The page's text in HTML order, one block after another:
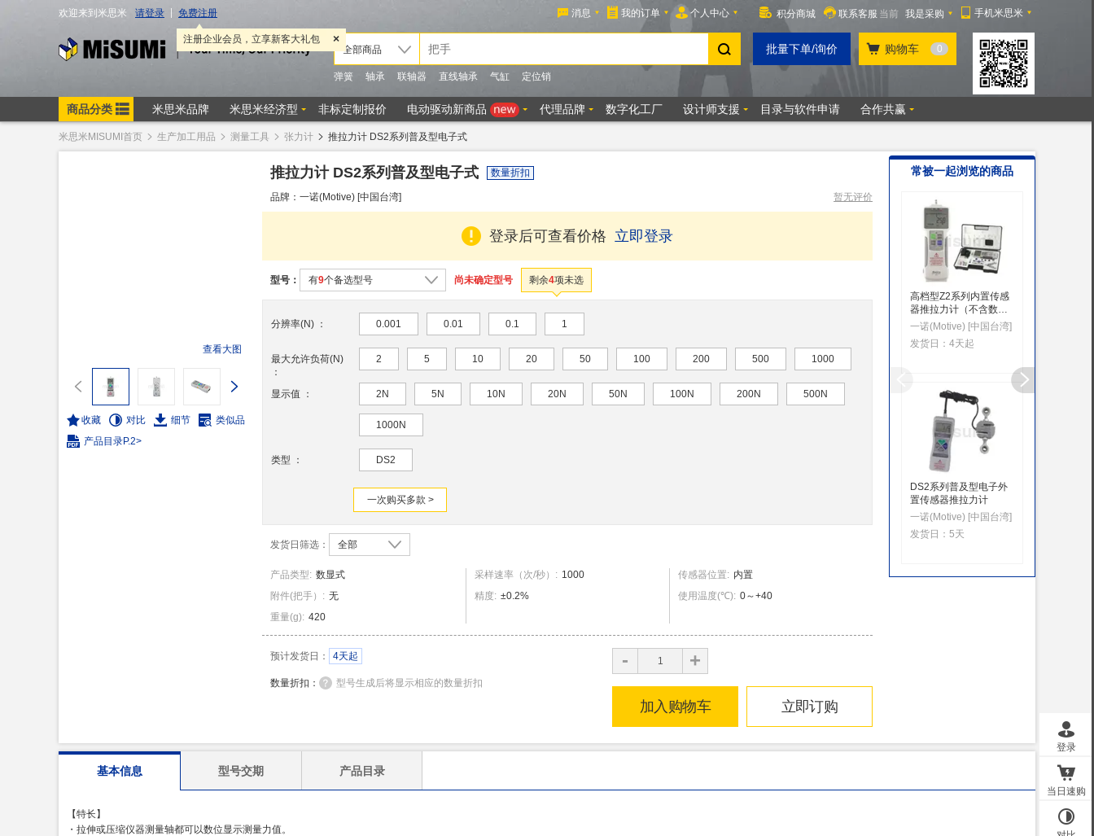
米思米MISUMI首页 生产加工用品 测量工具 张力计 推拉力计 DS2系列普及型电子式
查看大图
收藏 对比 细节
类似品
产品目录P.2>
推拉力计 DS2系列普及型电子式 数量折扣
品牌：一诺(Motive) [中国台湾] 暂无评价
登录后可查看价格 立即登录
型号： 有9个备选型号 尚未确定型号 剩余4项未选
分辨率(N) ： 0.001 0.01 0.1 1
最大允许负荷(N)
：
2 5 10 20 50 100 200 500 1000
显示值 ： 2N 5N 10N 20N 50N 100N 200N 500N
1000N
类型 ： DS2
一次购买多款 >
发货日筛选： 全部
产品类型: 数显式
附件(把手） : 无
重量(g): 420
采样速率（次/秒） : 1000
精度: ±0.2%
传感器位置: 内置
使用温度(℃): 0～+40
预计发货日： 4天起
数量折扣： 型号生成后将显示相应的数量折扣
- +
加入购物车 立即订购
常被一起浏览的商品
高档型Z2系列内置传感
器推拉力计（不含数据
线）
一诺(Motive) [中国台湾]
发货日： 4天起
DS2系列普及型电子外
置传感器推拉力计
一诺(Motive) [中国台湾]
发货日： 5天
基本信息 型号交期 产品目录
【特长】
・拉伸或压缩仪器测量轴都可以数位显示测量力值。